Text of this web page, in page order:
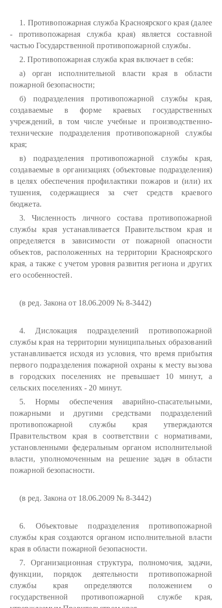
1. Противопожарная служба Красноярского края (далее
- противопожарная служба края) является составной
частью Государственной противопожарной службы.
2. Противопожарная служба края включает в себя:
а) орган исполнительной власти края в области
пожарной безопасности;
б) подразделения противопожарной службы края,
создаваемые в форме краевых государственных
учреждений, в том числе учебные и производственно-
технические подразделения противопожарной службы
края;
в) подразделения противопожарной службы края,
создаваемые в организациях (объектовые подразделения)
в целях обеспечения профилактики пожаров и (или) их
тушения, содержащиеся за счет средств краевого
бюджета.
3. Численность личного состава противопожарной
службы края устанавливается Правительством края и
определяется в зависимости от пожарной опасности
объектов, расположенных на территории Красноярского
края, а также с учетом уровня развития региона и других
его особенностей.
(в ред. Закона от 18.06.2009 № 8-3442)
4. Дислокация подразделений противопожарной
службы края на территории муниципальных образований
устанавливается исходя из условия, что время прибытия
первого подразделения пожарной охраны к месту вызова
в городских поселениях не превышает 10 минут, а
сельских поселениях - 20 минут.
5. Нормы обеспечения аварийно-спасательными,
пожарными и другими средствами подразделений
противопожарной службы края утверждаются
Правительством края в соответствии с нормативами,
установленными федеральным органом исполнительной
власти, уполномоченным на решение задач в области
пожарной безопасности.
(в ред. Закона от 18.06.2009 № 8-3442)
6. Объектовые подразделения противопожарной
службы края создаются органом исполнительной власти
края в области пожарной безопасности.
7. Организационная структура, полномочия, задачи,
функции, порядок деятельности противопожарной
службы края определяются положением о
государственной противопожарной службе края,